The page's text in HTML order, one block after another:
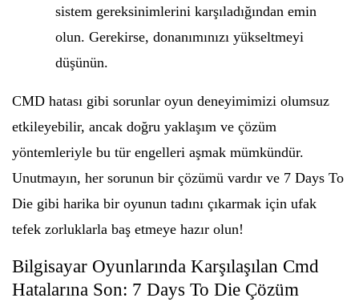
sistem gereksinimlerini karşıladığından emin
olun. Gerekirse, donanımınızı yükseltmeyi
düşünün.
CMD hatası gibi sorunlar oyun deneyimimizi olumsuz
etkileyebilir, ancak doğru yaklaşım ve çözüm
yöntemleriyle bu tür engelleri aşmak mümkündür.
Unutmayın, her sorunun bir çözümü vardır ve 7 Days To
Die gibi harika bir oyunun tadını çıkarmak için ufak
tefek zorluklarla baş etmeye hazır olun!
Bilgisayar Oyunlarında Karşılaşılan Cmd
Hatalarına Son: 7 Days To Die Çözüm